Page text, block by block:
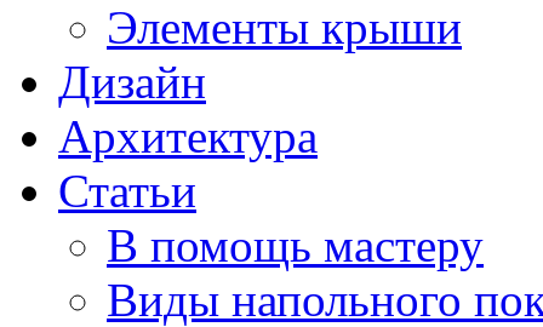
Элементы крыши
Дизайн
Архитектура
Статьи
В помощь мастеру
Виды напольного